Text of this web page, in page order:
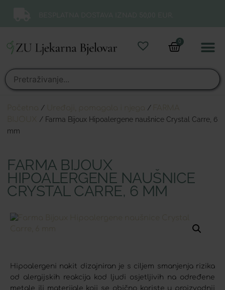
0
/ /
/ Farma Bijoux Hipoalergene naušnice Crystal Carre, 6
mm
FARMA BIJOUX
HIPOALERGENE NAUŠNICE
CRYSTAL CARRE, 6 MM
Hipoalergeni nakit dizajniran je s ciljem smanjenja rizika
od alergijskih reakcija kod ljudi osjetljivih na određene
metale ili materijale koji se obično koriste u proizvodnji